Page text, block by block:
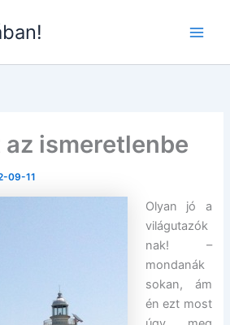
az ismeretlenbe
09-11
Olyan jó a
világutazók
nak! –
mondanák
sokan, ám
én ezt most